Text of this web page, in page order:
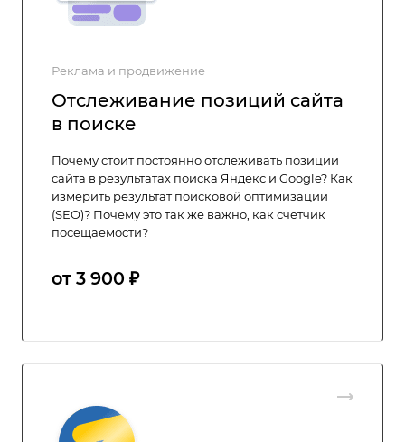
Реклама и продвижение
Отслеживание позиций сайта
в поиске
Почему стоит постоянно отслеживать позиции
сайта в результатах поиска Яндекс и Google? Как
измерить результат поисковой оптимизации
(SEO)? Почему это так же важно, как счетчик
посещаемости?
от 3 900 ₽